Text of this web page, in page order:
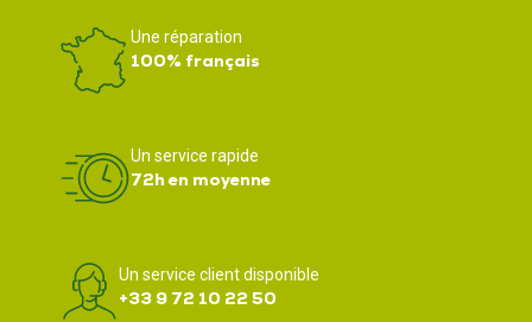
Une réparation
100% français
Un service rapide
72h en moyenne
Un service client disponible
+33 9 72 10 22 50